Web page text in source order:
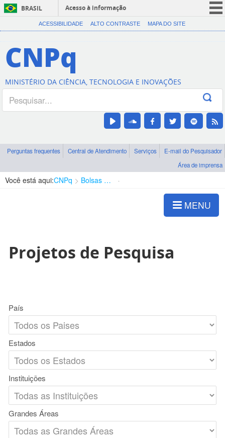
BRASIL
Acesso à informação
CORONAVÍRUS (COVID-19)
Canais
ACESSIBILIDADE ALTO CONTRASTE MAPA DO SITE
CNPq
MINISTÉRIO DA CIÊNCIA, TECNOLOGIA E INOVAÇÕES
Perguntas frequentes Central de Atendimento Serviços
E-mail do Pesquisador
Área de imprensa
Você está aqui:CNPq Bolsas e Auxílios Vigentes
MENU
Projetos de Pesquisa
País
Estados
Instituições
Grandes Áreas